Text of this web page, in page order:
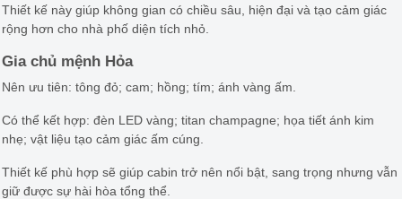
Thiết kế này giúp không gian có chiều sâu, hiện đại và tạo cảm giác
rộng hơn cho nhà phố diện tích nhỏ.
Gia chủ mệnh Hỏa
Nên ưu tiên: tông đỏ; cam; hồng; tím; ánh vàng ấm.
Có thể kết hợp: đèn LED vàng; titan champagne; họa tiết ánh kim
nhẹ; vật liệu tạo cảm giác ấm cúng.
Thiết kế phù hợp sẽ giúp cabin trở nên nổi bật, sang trọng nhưng vẫn
giữ được sự hài hòa tổng thể.